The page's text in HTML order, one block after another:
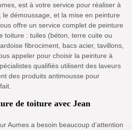
est à votre service pour réaliser à
démoussage, et la mise en peinture
offre un service complet de peinture
toiture : tuiles (béton, terre cuite ou
fibrociment, bacs acier, tavillons,
appeler pour choisir la peinture à
qualifiés utilisent des laveurs
des produits antimousse pour
de toiture avec Jean
Aumes a besoin beaucoup d’attention